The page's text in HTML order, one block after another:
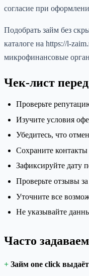
согласие при
Подобрать займ без
каталоге на https://l-
микрофинансовые
Чек-лист
Проверьте
Изучите условия
Убедитесь, что
Сохраните
Зафиксируйте дату
Проверьте отзывы
Уточните все
Не указывайте
Часто
Займ one click